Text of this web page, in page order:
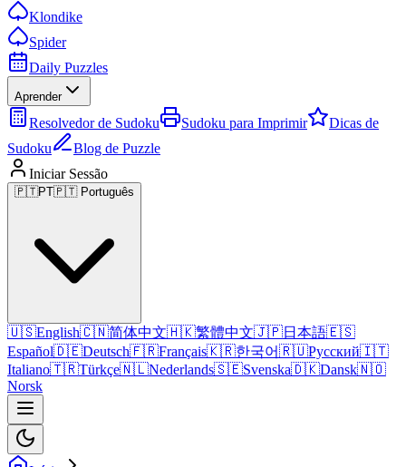
Klondike
Spider
Daily Puzzles
Aprender
Resolvedor de Sudoku Sudoku para Imprimir
Dicas de
Sudoku
Blog de Puzzle
Iniciar Sessão
🇵🇹PT🇵🇹 Português
🇺🇸English🇨🇳简体中文🇭🇰繁體中文🇯🇵日本語🇪🇸
Español🇩🇪Deutsch🇫🇷Français🇰🇷한국어🇷🇺Русский🇮🇹
Italiano🇹🇷Türkçe🇳🇱Nederlands🇸🇪Svenska🇩🇰Dansk🇳🇴
Norsk